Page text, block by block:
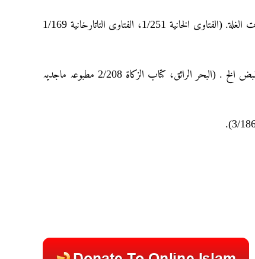
ولو اشتری قدورا من صفر یمسکہا ویؤاجرہا لا تجب فیها الزکاة کما لا تجب في بیوت الغلة. (الفتاوی الخانیة 1/251، الفتاوی التاتارخانیة 1/169
ولو أجر عبدہ أو دارہ بنصاب إن لم یکونا للتجارة لا تجب ما لم یحل الحول بعد القبض الخ . (البحر الرائق، کتاب الزکاة 2/208 مطبوعہ ماجدیہ